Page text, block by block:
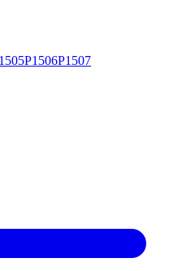
P1506P1507